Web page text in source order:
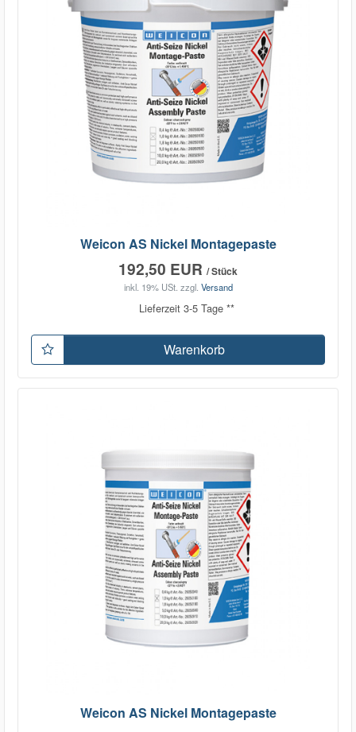
Weicon AS Nickel Montagepaste
192,50 EUR / Stück
inkl. 19% USt. zzgl. Versand
Lieferzeit 3-5 Tage **
Warenkorb
Weicon AS Nickel Montagepaste